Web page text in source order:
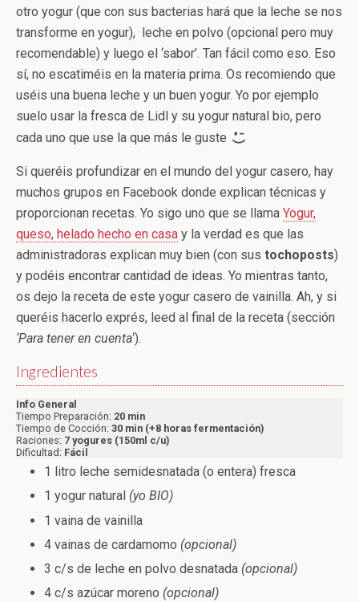
otro yogur (que con sus bacterias hará que la leche se nos
transforme en yogur), leche en polvo (opcional pero muy
recomendable) y luego el ‘sabor’. Tan fácil como eso. Eso
sí, no escatiméis en la materia prima. Os recomiendo que
uséis una buena leche y un buen yogur. Yo por ejemplo
suelo usar la fresca de Lidl y su yogur natural bio, pero
cada uno que use la que más le guste
Si queréis profundizar en el mundo del yogur casero, hay
muchos grupos en Facebook donde explican técnicas y
proporcionan recetas. Yo sigo uno que se llama Yogur,
queso, helado hecho en casa y la verdad es que las
administradoras explican muy bien (con sus tochoposts)
y podéis encontrar cantidad de ideas. Yo mientras tanto,
os dejo la receta de este yogur casero de vainilla. Ah, y si
queréis hacerlo exprés, leed al final de la receta (sección
‘Para tener en cuenta‘).
Ingredientes
Info General
Tiempo Preparación: 20 min
Tiempo de Cocción: 30 min (+8 horas fermentación)
Raciones: 7 yogures (150ml c/u)
Dificultad: Fácil
1 litro leche semidesnatada (o entera) fresca
1 yogur natural (yo BIO)
1 vaina de vainilla
4 vainas de cardamomo (opcional)
3 c/s de leche en polvo desnatada (opcional)
4 c/s azúcar moreno (opcional)